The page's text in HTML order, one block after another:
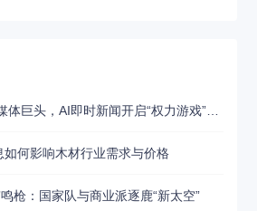
Meta结盟媒体巨头，AI即时新闻开启“权力游戏”新江湖
如何影响木材行业需求与价格
枪：国家队与商业派逐鹿“新太空”